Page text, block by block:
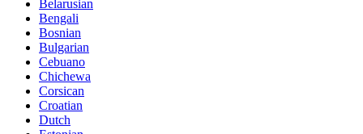
Belarusian
Bengali
Bosnian
Bulgarian
Cebuano
Chichewa
Corsican
Croatian
Dutch